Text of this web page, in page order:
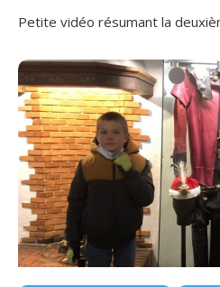
Petite vidéo résumant la